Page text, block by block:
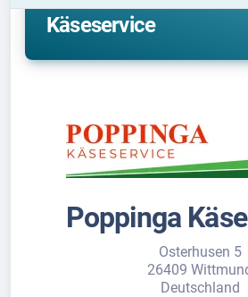
Käseservice
Poppinga
Osterhusen 5
26409
Deutschland